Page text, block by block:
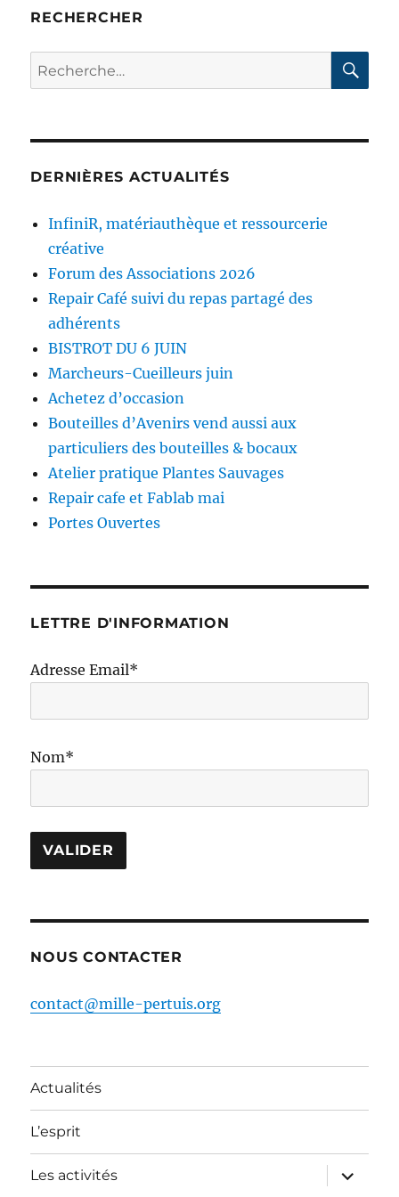
RECHERCHER
Recherche
pour :
DERNIÈRES ACTUALITÉS
InfiniR, matériauthèque et ressourcerie
créative
Forum des Associations 2026
Repair Café suivi du repas partagé des
adhérents
BISTROT DU 6 JUIN
Marcheurs-Cueilleurs juin
Achetez d’occasion
Bouteilles d’Avenirs vend aussi aux
particuliers des bouteilles & bocaux
Atelier pratique Plantes Sauvages
Repair cafe et Fablab mai
Portes Ouvertes
LETTRE D'INFORMATION
Adresse Email*
Nom*
NOUS CONTACTER
contact@mille-pertuis.org
Actualités
L’esprit
Les activités
ouvrir
le